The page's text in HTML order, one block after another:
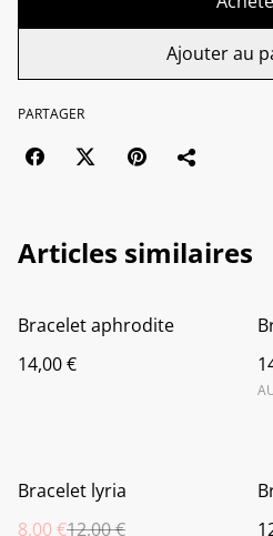
Ajouter au
PARTAGER
Articles similaires
Bracelet aphrodite
14,00 €
%
Bracelet lyria
8,00 €12,00 €